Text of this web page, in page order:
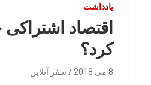
یادداشت
اقتصاد
کرد؟
8 می 2018 سفر آنلاین